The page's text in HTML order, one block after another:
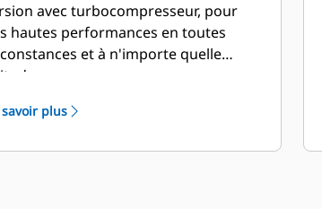
avec turbocompresseur, pour
hautes performances en toutes
et à n'importe quelle
savoir plus